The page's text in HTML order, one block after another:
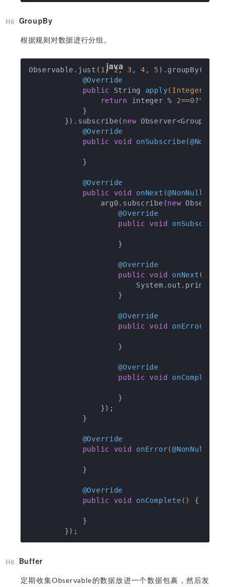
GroupBy
根据规则对数据进行分组。
Observable.just( 1 , 2, 3 , 4 , 5).groupBy(
@Override
public String apply(Integer
return integer % 2==0?"偶数"
            }
        }).subscribe(
new
@Override
public
void onSubscribe(@NonNull
            }
@Override
public
void onNext (@NonNull
                arg0.subscribe(
new
@Override
public void onSubscribe
                    }
@Override
public void onNext
                    }
@Override
public void onError
                    }
@Override
public void onComplete
                    }
                });
            }
@Override
public
void onError(@NonNull
            }
@Override
public
void onComplete () {
            }
Buffer
定期收集Observable的数据放进一个数据包裹，然后发